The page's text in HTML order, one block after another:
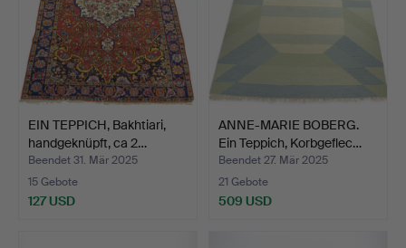
EIN TEPPICH, Bakhtiari,
handgeknüpft, ca 2…
Beendet 31. Mär 2025
15 Gebote
127 USD
ANNE-MARIE BOBERG.
Ein Teppich, Korbgeflec…
Beendet 27. Mär 2025
21 Gebote
509 USD